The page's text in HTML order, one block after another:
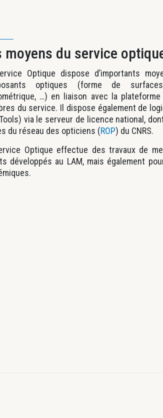
moyens du service
Optique dispose d’importants
optiques (forme de
…) en liaison avec la plateforme
du service. Il dispose également de
via le serveur de licence national,
du réseau des opticiens (ROP) du CNRS.
Optique effectue des travaux de
développés au LAM, mais également